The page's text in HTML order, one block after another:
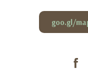
goo.gl/